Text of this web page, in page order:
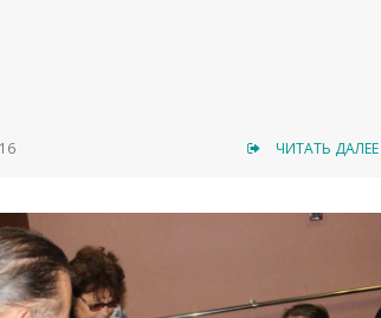
ЧИТАТЬ ДАЛЕЕ